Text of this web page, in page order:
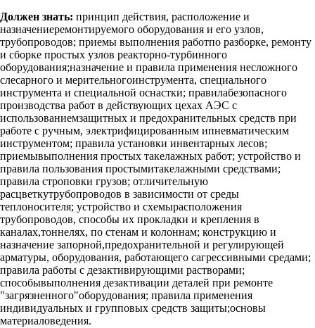
Должен знать: принцип действия, расположение и
назначениеремонтируемого оборудования и его узлов,
трубопроводов; приемы выполнения работпо разборке, ремонту
и сборке простых узлов реакторно-турбинного
оборудования;назначение и правила применения несложного
слесарного и мерительногоинструмента, специального
инструмента и специальной оснастки; правилабезопасного
производства работ в действующих цехах АЭС с
использованиемзащитных и предохранительных средств при
работе с ручным, электрифицированным ипневматическим
инструментом; правила установки инвентарных лесов;
приемывыполнения простых такелажных работ; устройство и
правила пользования простымитакелажными средствами;
правила строповки грузов; отличительную
расцветкутрубопроводов в зависимости от среды
теплоносителя; устройство и схемырасположения
трубопроводов, способы их прокладки и крепления в
каналах,тоннелях, по стенам и колоннам; конструкцию и
назначение запорной,предохранительной и регулирующей
арматуры, оборудования, работающего сагрессивными средами;
правила работы с дезактивирующими растворами;
способывыполнения дезактивации деталей при ремонте
"загрязненного"оборудования; правила применения
индивидуальных и групповых средств защиты;основы
материаловедения.